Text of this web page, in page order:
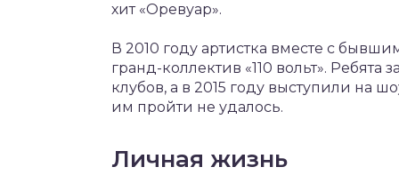
хит «Оревуар».
В 2010 году артистка вместе с
гранд-коллектив «110 вольт».
клубов, а в 2015 году выступили на
им пройти не удалось.
Личная жизнь